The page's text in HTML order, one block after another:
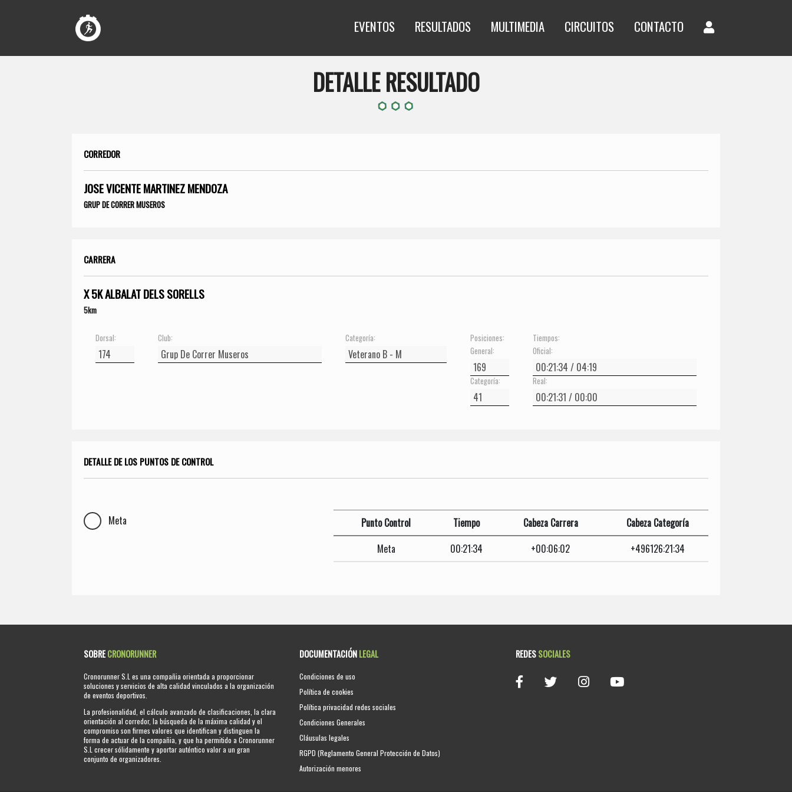
EVENTOS RESULTADOS MULTIMEDIA CIRCUITOS CONTACTO
DETALLE RESULTADO
CORREDOR
JOSE VICENTE MARTINEZ MENDOZA
GRUP DE CORRER MUSEROS
CARRERA
X 5K ALBALAT DELS SORELLS
5km
Dorsal: Club: Categoría:
Posiciones:
General:
Categoría:
Tiempos:
Oficial:
Real:
DETALLE DE LOS PUNTOS DE CONTROL
Meta Punto Control Tiempo Cabeza Carrera
Cabeza Categoría
Meta
00:21:34 +00:06:02 +496126:21:34
SOBRECRONORUNNER
Cronorunner S.L es una compañia orientada a proporcionar
soluciones y servicios de alta calidad vinculados a la organización
de eventos deportivos.
La profesionalidad, el cálculo avanzado de clasificaciones, la clara
orientación al corredor, la búsqueda de la máxima calidad y el
compromiso son firmes valores que identifican y distinguen la
forma de actuar de la compañia, y que ha permitido a Cronorunner
S.L crecer sólidamente y aportar auténtico valor a un gran
conjunto de organizadores.
DOCUMENTACIÓNLEGAL
Condiciones de uso
Política de cookies
Política privacidad redes sociales
Condiciones Generales
Cláusulas legales
RGPD (Reglamento General Protección de Datos)
Autorización menores
REDESSOCIALES